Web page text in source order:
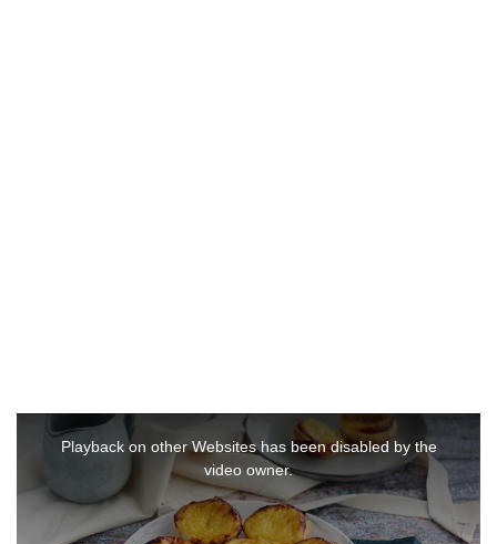
m
Playback on other Websites has been disabled by the
video owner.